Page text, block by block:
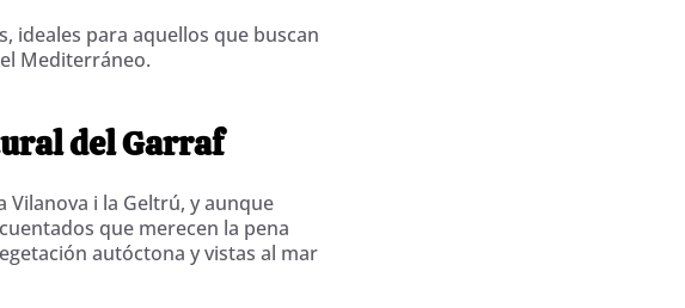
ideales para aquellos que buscan
Mediterráneo.
del Garraf
Vilanova i la Geltrú, y aunque
que merecen la pena
autóctona y vistas al mar